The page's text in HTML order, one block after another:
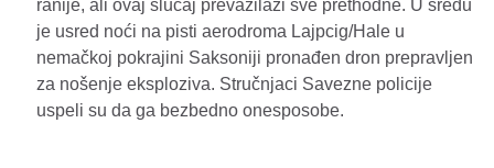
ranije, ali ovaj slučaj prevazilazi sve prethodne. U sredu
je usred noći na pisti aerodroma Lajpcig/Hale u
nemačkoj pokrajini Saksoniji pronađen dron prepravljen
za nošenje eksploziva. Stručnjaci Savezne policije
uspeli su da ga bezbedno onesposobe.